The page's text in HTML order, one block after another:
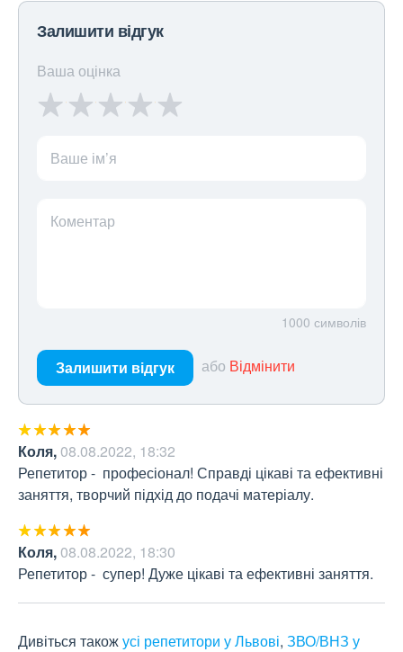
Залишити відгук
Ваша оцінка
Ваше ім’я
Коментар
1000 символів
Залишити відгук або Відмінити
Коля,08.08.2022, 18:32
Репетитор -  професіонал! Справді цікаві та ефективні
заняття, творчий підхід до подачі матеріалу.
Коля,08.08.2022, 18:30
Репетитор -  супер! Дуже цікаві та ефективні заняття.
Дивіться такожусі репетитори у Львові, ЗВО/ВНЗ у